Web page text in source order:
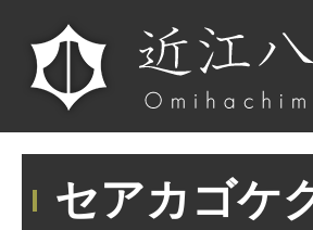
セアカゴケ